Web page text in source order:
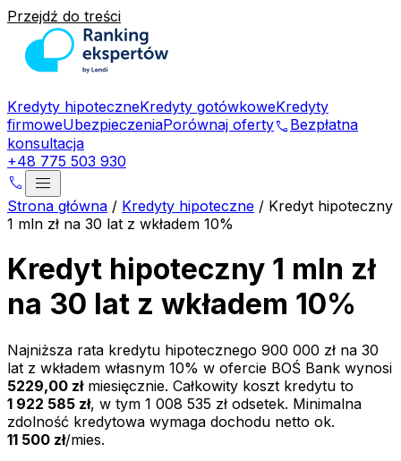
Przejdź do treści
Kredyty hipoteczneKredyty gotówkoweKredyty
firmoweUbezpieczeniaPorównaj ofertyphone Bezpłatna
konsultacja
+48 775 503 930
phone menu
Strona główna / Kredyty hipoteczne / Kredyt hipoteczny
1 mln zł na 30 lat z wkładem 10%
Kredyt hipoteczny 1 mln zł
na 30 lat z wkładem 10%
Najniższa rata kredytu hipotecznego 900 000 zł na 30
lat z wkładem własnym 10% w ofercie BOŚ Bank wynosi
5229,00 złmiesięcznie. Całkowity koszt kredytu to
1 922 585 zł, w tym 1 008 535 zł odsetek. Minimalna
zdolność kredytowa wymaga dochodu netto ok.
11 500 zł/mies.